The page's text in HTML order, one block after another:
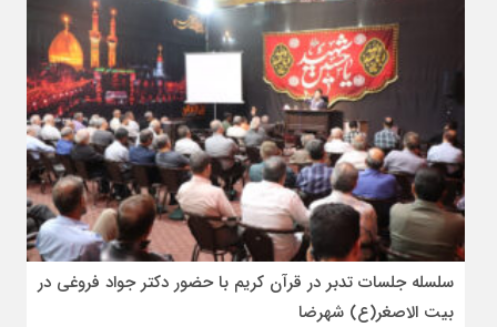
سلسله جلسات تدبر در قرآن کریم با حضور دکتر جواد فروغی در
بیت الاصغر(ع) شهرضا